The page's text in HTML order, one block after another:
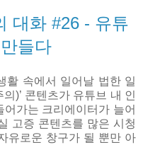
대화 #26 - 유튜
들다
활 속에서 일어날 법한 일
)’ 콘텐츠가 유튜브 내 인
가는 크리에이터가 늘어
고증 콘텐츠를 많은 시청
유로운 창구가 될 뿐만 아